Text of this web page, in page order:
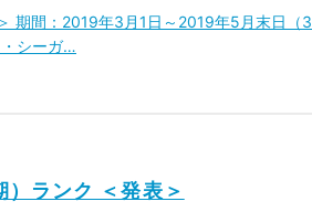
期間：2019年3月1日～2019年5月末日（3
シーガ…
ランク ＜発表＞